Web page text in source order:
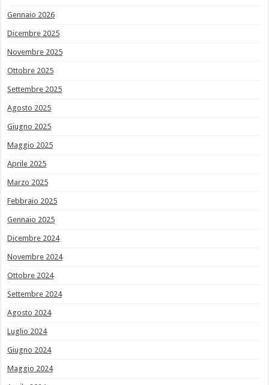
Gennaio 2026
Dicembre 2025
Novembre 2025
Ottobre 2025
Settembre 2025
Agosto 2025
Giugno 2025
Maggio 2025
Aprile 2025
Marzo 2025
Febbraio 2025
Gennaio 2025
Dicembre 2024
Novembre 2024
Ottobre 2024
Settembre 2024
Agosto 2024
Luglio 2024
Giugno 2024
Maggio 2024